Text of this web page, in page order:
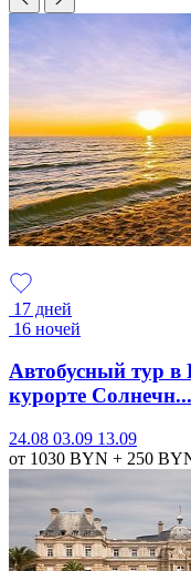
17 дней
16 ночей
Автобусный тур
курорте Солнечн...
24.08 03.09 13.09
от 1030 BYN + 250